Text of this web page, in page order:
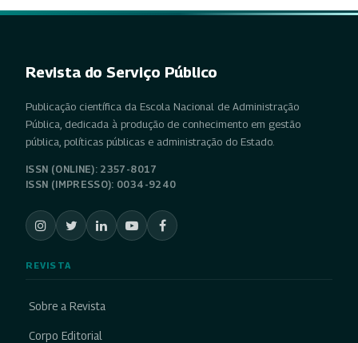
Revista do Serviço Público
Publicação científica da Escola Nacional de Administração
Pública, dedicada à produção de conhecimento em gestão
pública, políticas públicas e administração do Estado.
ISSN (ONLINE): 2357-8017
ISSN (IMPRESSO): 0034-9240
REVISTA
Sobre a Revista
Corpo Editorial